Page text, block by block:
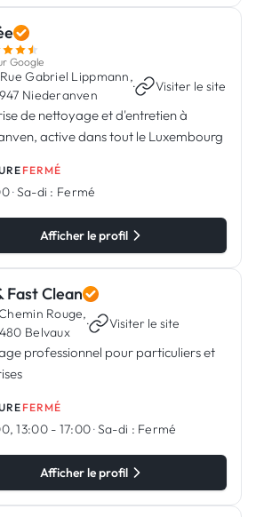
Google
Gabriel Lippmann,
Niederanven
· Visiter le site
de nettoyage et d'entretien à
active dans tout le Luxembourg
FERMÉ
·Sa-di : Fermé
Afficher le profil
Fast Clean
Rouge,
Belvaux
· Visiter le site
professionnel pour particuliers et
FERMÉ
13:00 - 17:00·Sa-di : Fermé
Afficher le profil